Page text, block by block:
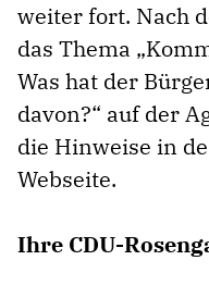
weiter fort. Nach
das Thema
Was hat der
davon?“ auf der
die Hinweise in
Webseite.
Ihre CDU-